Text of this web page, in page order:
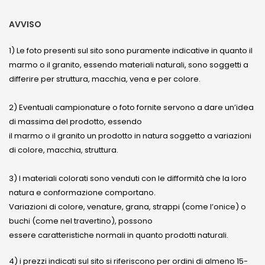
AVVISO
1) Le foto presenti sul sito sono puramente indicative in quanto il
marmo o il granito, essendo materiali naturali, sono soggetti a
differire per struttura, macchia, vena e per colore.
2) Eventuali campionature o foto fornite servono a dare un’idea
di massima del prodotto, essendo
il marmo o il granito un prodotto in natura soggetto a variazioni
di colore, macchia, struttura.
3) I materiali colorati sono venduti con le difformità che la loro
natura e conformazione comportano.
Variazioni di colore, venature, grana, strappi (come l’onice) o
buchi (come nel travertino), possono
essere caratteristiche normali in quanto prodotti naturali.
4) i prezzi indicati sul sito si riferiscono per ordini di almeno 15-